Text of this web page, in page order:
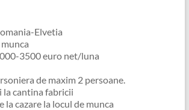
Elvetia
3500 euro net/luna
de maxim 2 persoane.
la cantina fabricii
la cazare la locul de munca